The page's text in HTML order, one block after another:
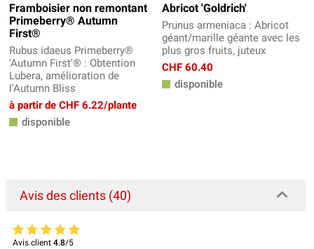
Framboisier non remontant
Primeberry® Autumn
First®
Rubus idaeus Primeberry®
'Autumn First'® : Obtention
Lubera, amélioration de
l'Autumn Bliss
à partir de CHF 6.22/plante
disponible
Abricot 'Goldrich'
Prunus armeniaca : Abricot
géant/marille géante avec les
plus gros fruits, juteux
CHF 60.40
disponible
Avis des clients (40)
Avis client 4.8/5